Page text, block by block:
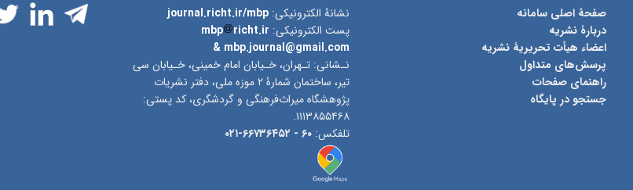
صفحۀ اصلی سامانه
دربارۀ نشریه
اعضاء هیأت تحریریۀ نشریه
پرسش‌های متداول
راهنمای صفحات
جستجو در پایگاه
نشانۀ الکترونیکی:journal.richt.ir/mbp
پست الکترونیکی:
mbp
richt.ir
& mbp.journal@gmail.com
نـشانی: تـهران، خـیابان امام خمینی، خـیابان سی
تیر، ساختمان شمارۀ ۲ موزه ملی، دفتر نشریات
پژوهشگاه میراث‌فرهنگی و گردشگری، کد پستی:
۱۱۱۳۸۵۵۴۶۸.
تلفکس:۶۰ - ۶۶۷۳۶۴۵۲-۰۲۱